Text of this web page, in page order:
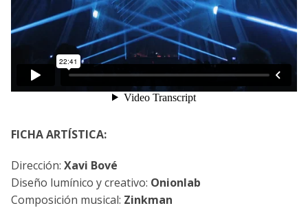
FICHA ARTÍSTICA:
Dirección: Xavi Bové
Diseño lumínico y creativo: Onionlab
Composición musical: Zinkman